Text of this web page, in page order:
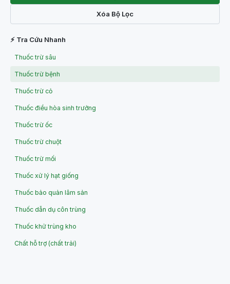
Xóa Bộ Lọc
⚡ Tra Cứu Nhanh
Thuốc trừ sâu
Thuốc trừ bệnh
Thuốc trừ cỏ
Thuốc điều hòa sinh trưởng
Thuốc trừ ốc
Thuốc trừ chuột
Thuốc trừ mối
Thuốc xử lý hạt giống
Thuốc bảo quản lâm sản
Thuốc dẫn dụ côn trùng
Thuốc khử trùng kho
Chất hỗ trợ (chất trải)